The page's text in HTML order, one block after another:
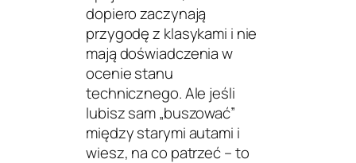
dopiero zaczynają
przygodę z klasykami i nie
mają doświadczenia w
ocenie stanu
technicznego. Ale jeśli
lubisz sam „buszować”
między starymi autami i
wiesz, na co patrzeć – to